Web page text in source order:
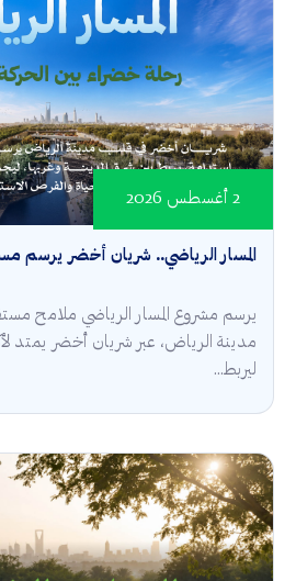
المسار الرياضي.. شريان أخضر يرسم
2 أغسطس 2026
يرسم مشروع المسار الرياضي ملامح
ليربط...